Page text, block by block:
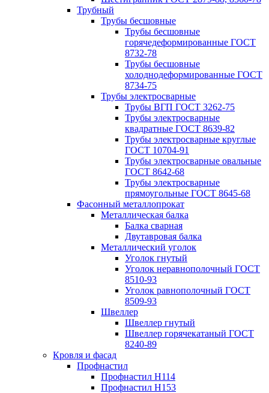
Трубный
Трубы бесшовные
Трубы бесшовные
горячедеформированные ГОСТ
8732-78
Трубы бесшовные
холоднодеформированные ГОСТ
8734-75
Трубы электросварные
Трубы ВГП ГОСТ 3262-75
Трубы электросварные
квадратные ГОСТ 8639-82
Трубы электросварные круглые
ГОСТ 10704-91
Трубы электросварные овальные
ГОСТ 8642-68
Трубы электросварные
прямоугольные ГОСТ 8645-68
Фасонный металлопрокат
Металлическая балка
Балка сварная
Двутавровая балка
Металлический уголок
Уголок гнутый
Уголок неравнополочный ГОСТ
8510-93
Уголок равнополочный ГОСТ
8509-93
Швеллер
Швеллер гнутый
Швеллер горячекатаный ГОСТ
8240-89
Кровля и фасад
Профнастил
Профнастил Н114
Профнастил Н153